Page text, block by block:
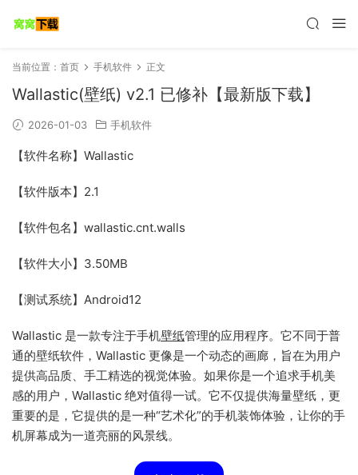
当前位置： 首页 手机软件 正文
Wallastic(壁纸) v2.1 已修补【最新版下载】
2026-01-03 手机软件
【软件名称】Wallastic
【软件版本】2.1
【软件包名】wallastic.cnt.walls
【软件大小】3.50MB
【测试系统】Android12
Wallastic 是一款专注于手机壁纸管理的应用程序。它不同于普
通的壁纸软件，Wallastic 更像是一个动态的画廊，旨在为用户
提供高品质、手工精选的视觉体验。 如果你是一个追求手机美
感的用户，Wallastic 绝对值得一试。它不仅提供海量壁纸，更
重要的是，它提供的是一种“艺术化”的手机装饰体验，让你的手
机屏幕成为一道亮丽的风景线。